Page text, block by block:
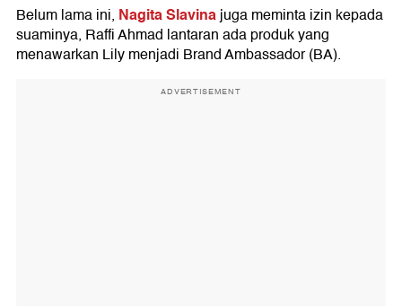
Belum lama ini, Nagita Slavinajuga meminta izin kepada
suaminya, Raffi Ahmad lantaran ada produk yang
menawarkan Lily menjadi Brand Ambassador (BA).
ADVERTISEMENT